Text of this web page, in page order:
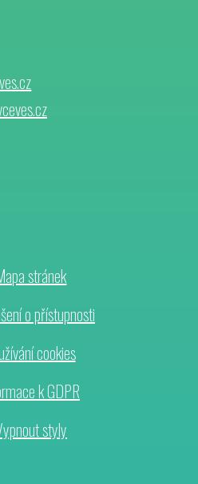
stránek
o přístupnosti
cookies
k GDPR
styly